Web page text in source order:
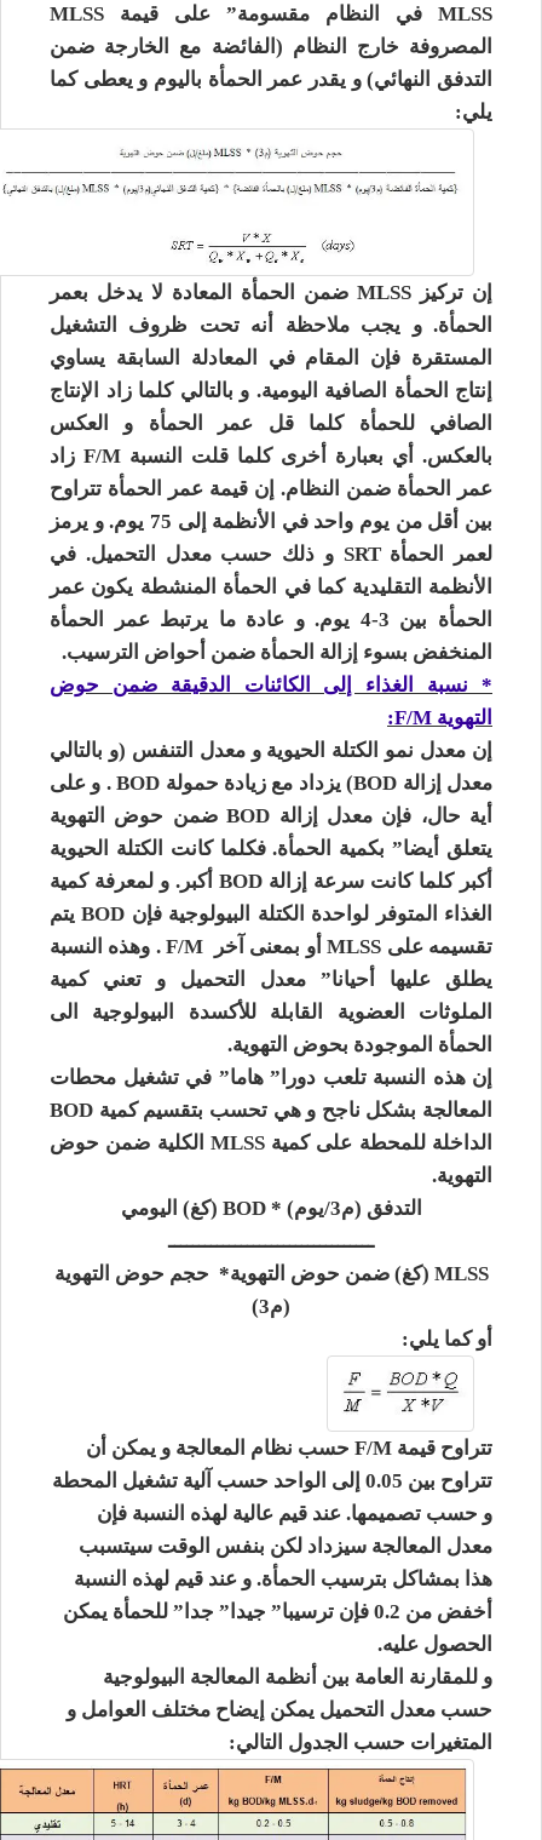
MLSS في النظام مقسومة” على قيمة MLSS
المصروفة خارج النظام (الفائضة مع الخارجة ضمن
التدفق النهائي) و يقدر عمر الحمأة باليوم و يعطى كما
يلي:
إن تركيز MLSS ضمن الحمأة المعادة لا يدخل بعمر
الحمأة. و يجب ملاحظة أنه تحت ظروف التشغيل
المستقرة فإن المقام في المعادلة السابقة يساوي
إنتاج الحمأة الصافية اليومية. و بالتالي كلما زاد الإنتاج
الصافي للحمأة كلما قل عمر الحمأة و العكس
بالعكس. أي بعبارة أخرى كلما قلت النسبة F/M زاد
عمر الحمأة ضمن النظام. إن قيمة عمر الحمأة تتراوح
بين أقل من يوم واحد في الأنظمة إلى 75 يوم. و يرمز
لعمر الحمأة SRT و ذلك حسب معدل التحميل. في
الأنظمة التقليدية كما في الحمأة المنشطة يكون عمر
الحمأة بين 3-4 يوم. و عادة ما يرتبط عمر الحمأة
المنخفض بسوء إزالة الحمأة ضمن أحواض الترسيب.
* نسبة الغذاء إلى الكائنات الدقيقة ضمن حوض
التهوية F/M:
إن معدل نمو الكتلة الحيوية و معدل التنفس (و بالتالي
معدل إزالة BOD) يزداد مع زيادة حمولة BOD . و على
أية حال، فإن معدل إزالة BOD ضمن حوض التهوية
يتعلق أيضا” بكمية الحمأة. فكلما كانت الكتلة الحيوية
أكبر كلما كانت سرعة إزالة BOD أكبر. و لمعرفة كمية
الغذاء المتوفر لواحدة الكتلة البيولوجية فإن BOD يتم
تقسيمه على MLSS أو بمعنى آخر F/M . وهذه النسبة
يطلق عليها أحيانا” معدل التحميل و تعني كمية
الملوثات العضوية القابلة للأكسدة البيولوجية الى
الحمأة الموجودة بحوض التهوية.
إن هذه النسبة تلعب دورا” هاما” في تشغيل محطات
المعالجة بشكل ناجح و هي تحسب بتقسيم كمية BOD
الداخلة للمحطة على كمية MLSS الكلية ضمن حوض
التهوية.
التدفق (م3/يوم) * BOD (كغ) اليومي
ــــــــــــــــــــــــــــــــــ
MLSS (كغ) ضمن حوض التهوية* حجم حوض التهوية
(م3)
أو كما يلي:
تتراوح قيمة F/M حسب نظام المعالجة و يمكن أن
تتراوح بين 0.05 إلى الواحد حسب آلية تشغيل المحطة
و حسب تصميمها. عند قيم عالية لهذه النسبة فإن
معدل المعالجة سيزداد لكن بنفس الوقت سيتسبب
هذا بمشاكل بترسيب الحمأة. و عند قيم لهذه النسبة
أخفض من 0.2 فإن ترسيبا” جيدا” جدا” للحمأة يمكن
الحصول عليه.
و للمقارنة العامة بين أنظمة المعالجة البيولوجية
حسب معدل التحميل يمكن إيضاح مختلف العوامل و
المتغيرات حسب الجدول التالي: